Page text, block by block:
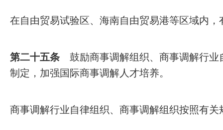
在自由贸易试验区、海南自由贸易港等区域内
第二十五条 鼓励商事调解组织、商事调解行
制定，加强国际商事调解人才培养。
商事调解行业自律组织、商事调解组织按照有